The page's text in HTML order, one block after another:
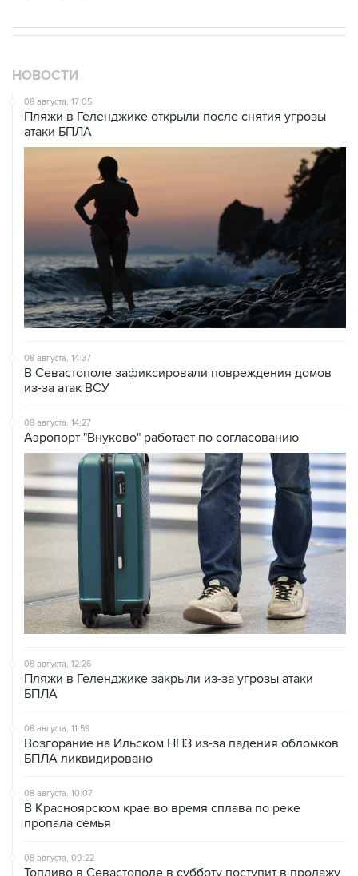
НОВОСТИ
08 августа, 17:05
Пляжи в Геленджике открыли после снятия угрозы
атаки БПЛА
08 августа, 14:37
В Севастополе зафиксировали повреждения домов
из-за атак ВСУ
08 августа, 14:27
Аэропорт "Внуково" работает по согласованию
08 августа, 12:26
Пляжи в Геленджике закрыли из-за угрозы атаки
БПЛА
08 августа, 11:59
Возгорание на Ильском НПЗ из-за падения обломков
БПЛА ликвидировано
08 августа, 10:07
В Красноярском крае во время сплава по реке
пропала семья
08 августа, 09:22
Топливо в Севастополе в субботу поступит в продажу